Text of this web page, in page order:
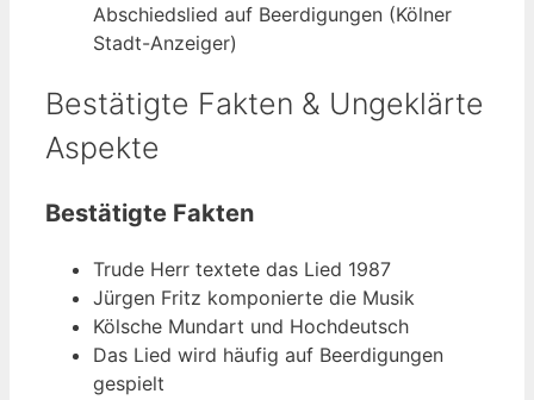
Abschiedslied auf Beerdigungen (Kölner
Stadt-Anzeiger)
Bestätigte Fakten & Ungeklärte
Aspekte
Bestätigte Fakten
Trude Herr textete das Lied 1987
Jürgen Fritz komponierte die Musik
Kölsche Mundart und Hochdeutsch
Das Lied wird häufig auf Beerdigungen
gespielt